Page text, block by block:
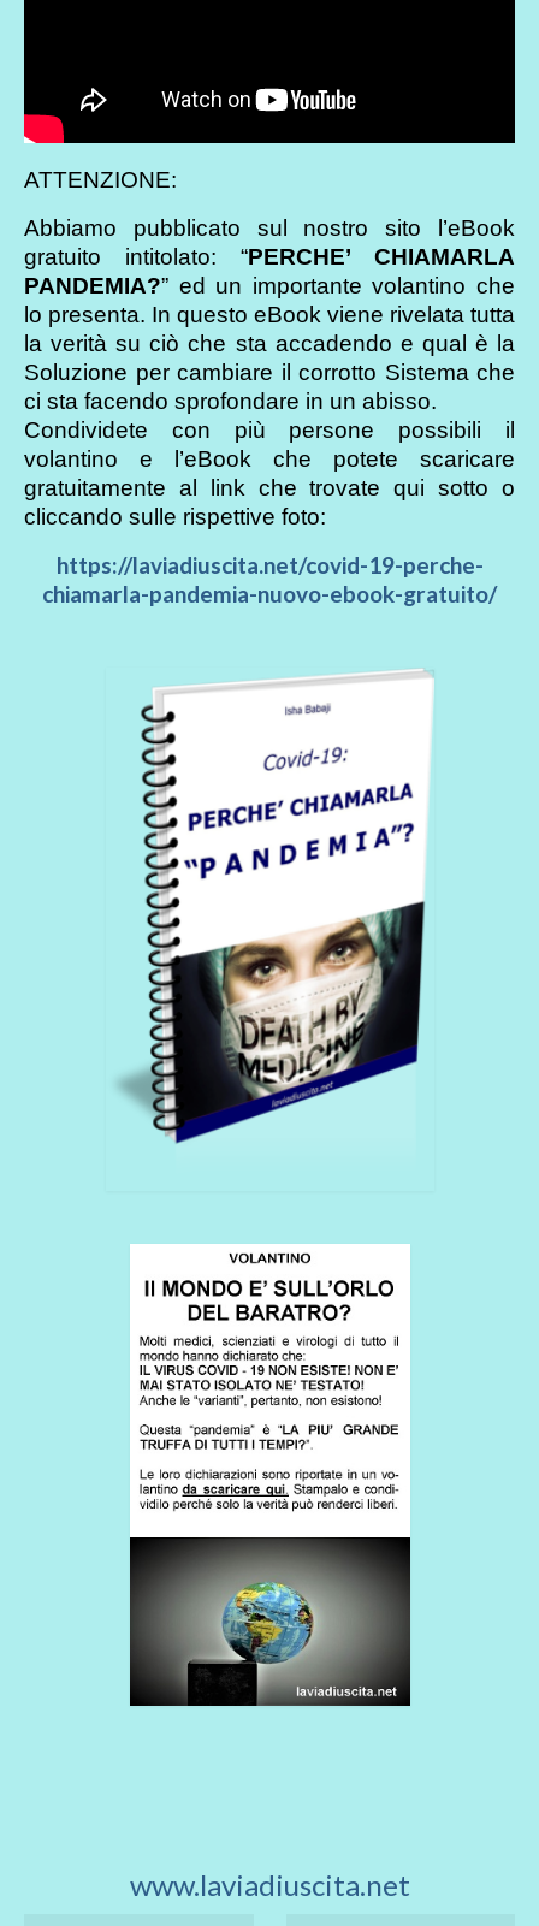
ATTENZIONE:
Abbiamo pubblicato sul nostro sito l’eBook
gratuito intitolato: “PERCHE’ CHIAMARLA
PANDEMIA?” ed un importante volantino che
lo presenta. In questo eBook viene rivelata tutta
la verità su ciò che sta accadendo e qual è la
Soluzione per cambiare il corrotto Sistema che
ci sta facendo sprofondare in un abisso.
Condividete con più persone possibili il
volantino e l’eBook che potete scaricare
gratuitamente al link che trovate qui sotto o
cliccando sulle rispettive foto:
https://laviadiuscita.net/covid-19-perche-
chiamarla-pandemia-nuovo-ebook-gratuito/
www.laviadiuscita.net